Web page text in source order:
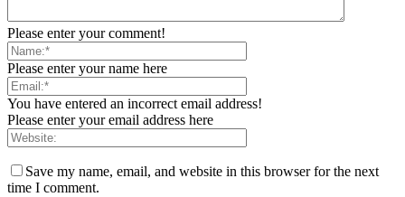
Please enter your comment!
Please enter your name here
You have entered an incorrect email address!
Please enter your email address here
Save my name, email, and website in this browser for the next
time I comment.